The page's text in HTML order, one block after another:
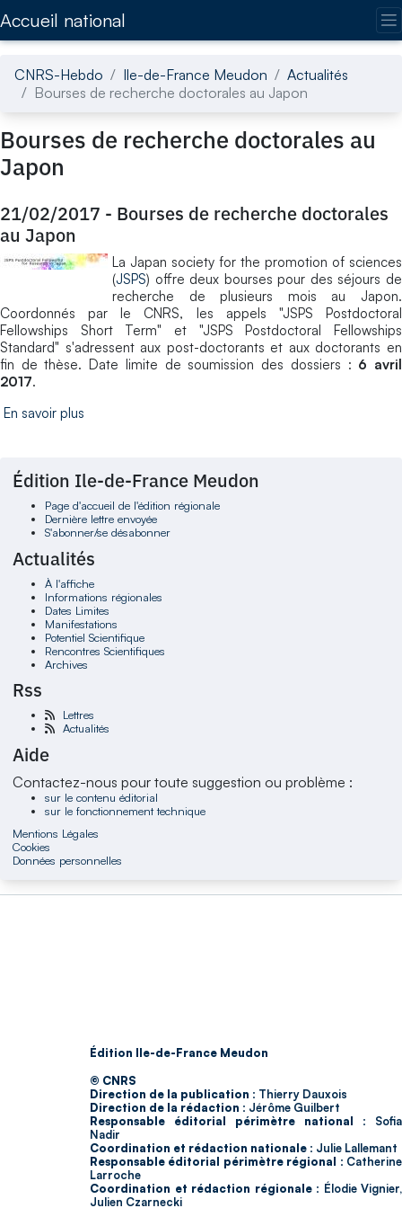
Accueil national
CNRS-Hebdo Ile-de-France Meudon
Actualités
Bourses de recherche doctorales au Japon
Bourses de recherche doctorales au
Japon
21/02/2017 - Bourses de recherche doctorales
au Japon
La Japan society for the promotion of sciences
(JSPS) offre deux bourses pour des séjours de
recherche de plusieurs mois au Japon.
Coordonnés par le CNRS, les appels "JSPS Postdoctoral
Fellowships Short Term" et "JSPS Postdoctoral Fellowships
Standard" s'adressent aux post-doctorants et aux doctorants en
fin de thèse. Date limite de soumission des dossiers : 6 avril
2017.
En savoir plus
Édition Ile-de-France Meudon
Page d'accueil de l'édition régionale
Dernière lettre envoyée
S'abonner/se désabonner
Actualités
À l'affiche
Informations régionales
Dates Limites
Manifestations
Potentiel Scientifique
Rencontres Scientifiques
Archives
Rss
Lettres
Actualités
Aide
Contactez-nous pour toute suggestion ou problème :
sur le contenu éditorial
sur le fonctionnement technique
Mentions Légales
Cookies
Données personnelles
Édition Ile-de-France Meudon
© CNRS
Direction de la publication : Thierry Dauxois
Direction de la rédaction : Jérôme Guilbert
Responsable éditorial périmètre national : Sofia
Nadir
Coordination et rédaction nationale : Julie Lallemant
Responsable éditorial périmètre régional : Catherine
Larroche
Coordination et rédaction régionale : Élodie Vignier,
Julien Czarnecki